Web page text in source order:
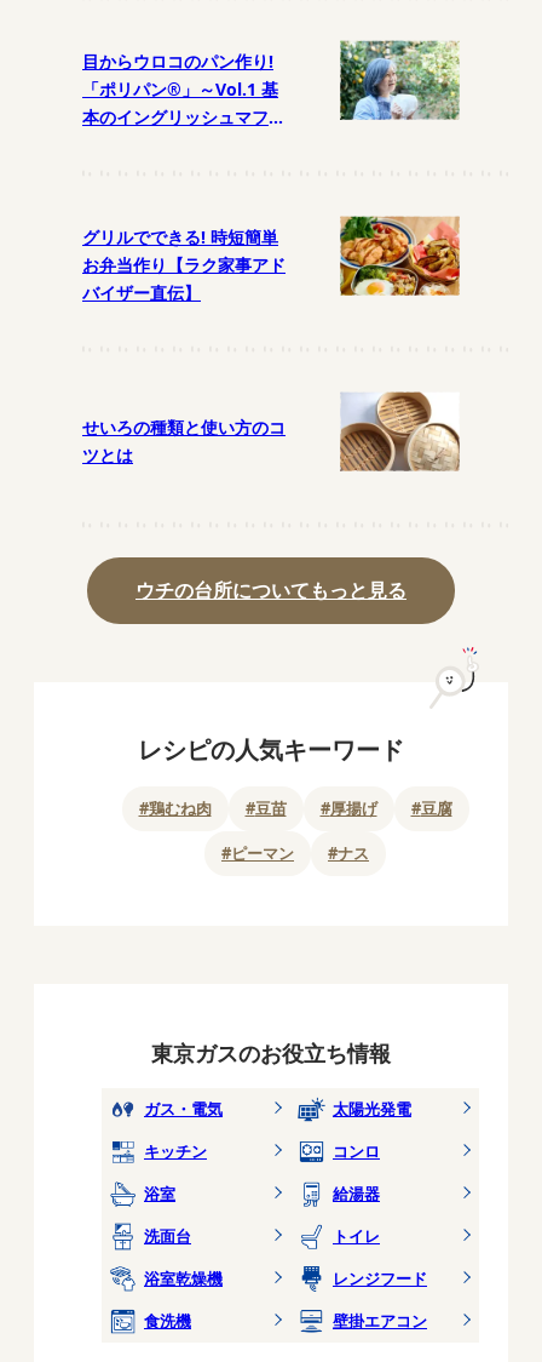
目からウロコのパン作り!
「ポリパン®」～Vol.1 基
本のイングリッシュマフィ
グリルでできる! 時短簡単
お弁当作り【ラク家事アド
バイザー直伝】
せいろの種類と使い方のコ
ツとは
ウチの台所についてもっと見る
レシピの人気キーワード
#鶏むね肉 #豆苗 #厚揚げ #豆腐
#ピーマン #ナス
東京ガスのお役立ち情報
ガス・電気
太陽光発電
キッチン
コンロ
浴室
給湯器
洗面台
トイレ
浴室乾燥機
レンジフード
食洗機
壁掛エアコン